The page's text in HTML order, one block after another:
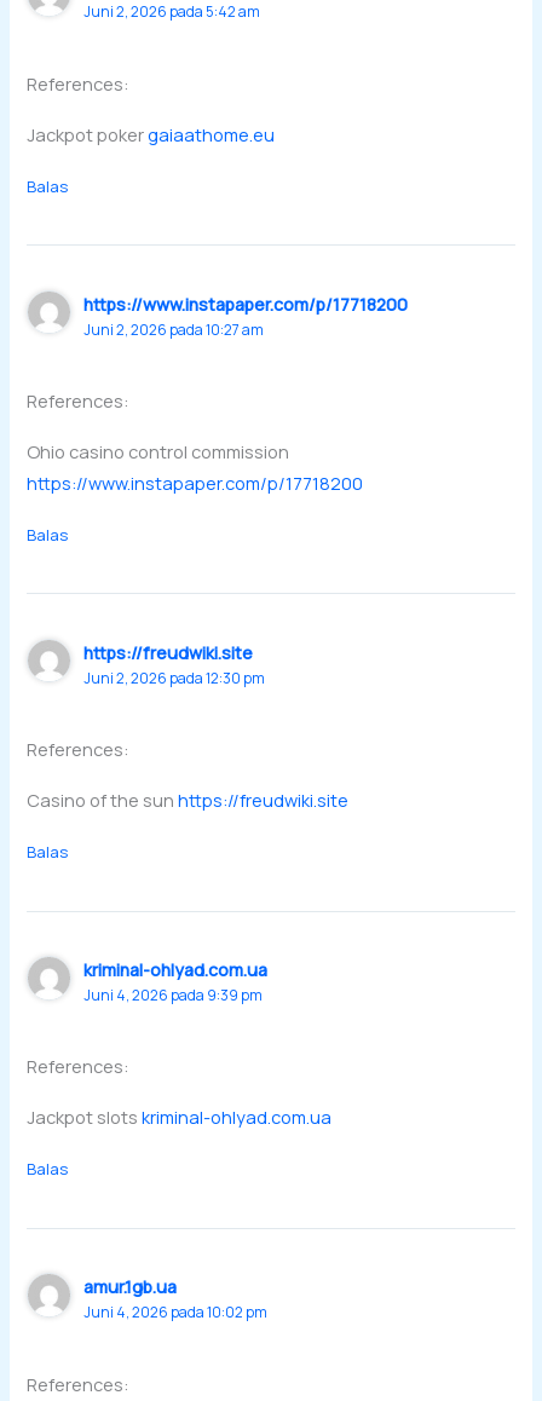
Juni 2, 2026 pada 5:42 am
References:
Jackpot pokergaiaathome.eu
Balas
https://www.instapaper.com/p/17718200
Juni 2, 2026 pada 10:27 am
References:
Ohio casino control commission
https://www.instapaper.com/p/17718200
Balas
https://freudwiki.site
Juni 2, 2026 pada 12:30 pm
References:
Casino of the sunhttps://freudwiki.site
Balas
kriminal-ohlyad.com.ua
Juni 4, 2026 pada 9:39 pm
References:
Jackpot slotskriminal-ohlyad.com.ua
Balas
amur.1gb.ua
Juni 4, 2026 pada 10:02 pm
References: